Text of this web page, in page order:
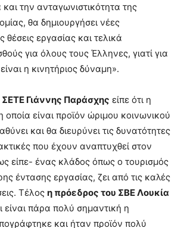
την ανταγωνιστικότητα της
θα δημιουργήσει νέες
εργασίας και τελικά
για όλους τους Έλληνες, γιατί για
η κινητήριος δύναμη».
Γιάννης Παράσχης είπε ότι η
είναι προϊόν ώριμου κοινωνικού
και θα διευρύνει τις δυνατότητες
που έχουν αναπτυχθεί στον
είπε- ένας κλάδος όπως ο τουρισμός
έντασης εργασίας, ζει από τις καλές
Τέλος η πρόεδρος του ΣΒΕ Λουκία
είναι πάρα πολύ σημαντική η
και ήταν προϊόν πολύ